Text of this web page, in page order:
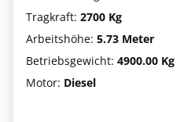
Tragkraft: 2700 Kg
Arbeitshöhe: 5.73 Meter
Betriebsgewicht: 4900.00 Kg
Motor: Diesel